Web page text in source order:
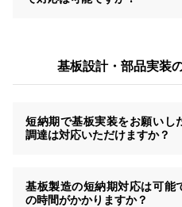
基板設計・部品実装
短納期で基板実装をお願いし
調達は対応いただけますか？
基板製造の短納期対応は可能
の時間がかかりますか？